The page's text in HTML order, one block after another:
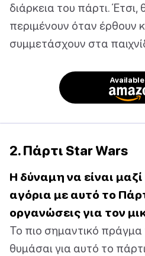
διάρκεια του πάρτι. Έτσι,
περιμένουν όταν έρθουν
συμμετάσχουν στα
2. Πάρτι Star Wars
Η δύναμη να είναι
αγόρια με αυτό το
οργανώσεις για τον
Το πιο σημαντικό
θυμάσαι για αυτό το